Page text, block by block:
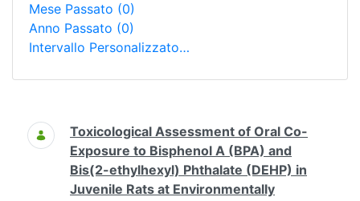
Mese Passato (0)
Anno Passato (0)
Intervallo Personalizzato…
Ricerca
Toxicological Assessment of Oral Co-
Exposure to Bisphenol A (BPA) and
Bis(2-ethylhexyl) Phthalate (DEHP) in
Juvenile Rats at Environmentally